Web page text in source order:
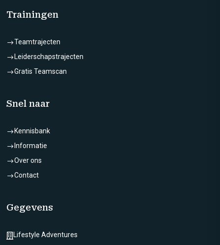
Trainingen
$Teamtrajecten
$Leiderschapstrajecten
$Gratis Teamscan
Snel naar
$Kennisbank
$Informatie
$Over ons
$Contact
Gegevens
Lifestyle Adventures